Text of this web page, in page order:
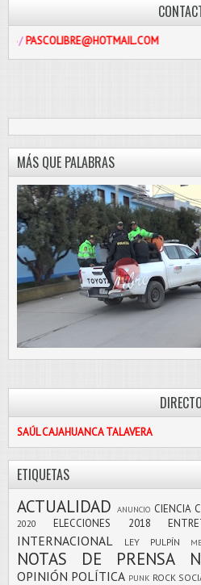
MÁS QUE PALABRAS
SAÚL CAJAHUANCA TALAVERA
ETIQUETAS
ACTUALIDAD ANUNCIO CIENCIA
2020
ELECCIONES 2018
INTERNACIONAL LEY PULPÍN
NOTAS DE PRENSA
OPINIÓN POLÍTICA PUNK ROCK